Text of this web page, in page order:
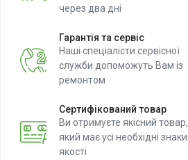
через два дні
Гарантія та сервіс
Наші спеціалісти сервісної
служби допоможуть Вам із
ремонтом
Сертифікований товар
Ви отримуєте якісний товар,
який має усі необхідні знаки
якості